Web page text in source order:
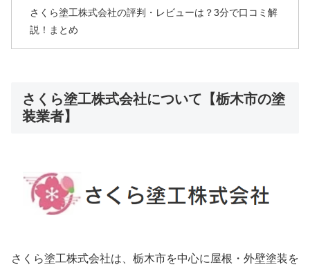
さくら塗工株式会社の評判・レビューは？3分で口コミ解
説！まとめ
さくら塗工株式会社について【栃木市の塗
装業者】
さくら塗工株式会社は、栃木市を中心に屋根・外壁塗装を